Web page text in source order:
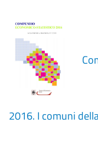
2016. I comuni